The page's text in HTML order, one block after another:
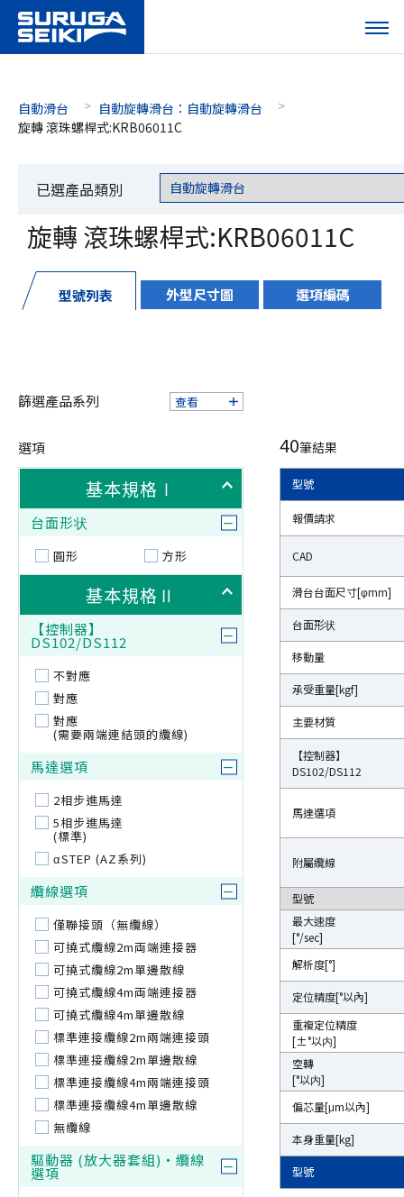
自動滑台
自動旋轉滑台：自動旋轉滑台
旋轉 滾珠螺桿式:KRB06011C
已選產品類別
旋轉 滾珠螺桿式:KRB06011C
型號列表 外型尺寸圖 選項編碼
篩選產品系列 查看
選項
基本規格Ⅰ
台面形状
圓形 方形
基本規格Ⅱ
【控制器】
DS102/DS112
不對應
對應
對應
(需要兩端連結頭的纜線)
馬達選項
2相步進馬達
5相步進馬達
(標準)
αSTEP (AZ系列)
纜線選項
僅聯接頭（無纜線）
可撓式纜線2m両端連接器
可撓式纜線2m單邊散線
可撓式纜線4m両端連接器
可撓式纜線4m單邊散線
標準連接纜線2m兩端連接頭
標準連接纜線2m單邊散線
標準連接纜線4m兩端連接頭
標準連接纜線4m單邊散線
無纜線
驅動器 (放大器套組)・纜線
選項
40筆結果
型號
報價請求
CAD
滑台台面尺寸[φmm]
台面形状
移動量
承受重量[kgf]
主要材質
【控制器】
DS102/DS112
馬達選項
附屬纜線
型號
最大速度
[°/sec]
解析度[°]
定位精度[°以內]
重複定位精度
[±°以内]
空轉
[°以内]
偏芯量[μm以內]
本身重量[kg]
型號
型號
報價請求
CAD
滑台台面尺寸[φmm]
台面形状
移動量
承受重量[kgf]
主要材質
【控制器】
DS102/DS112
馬達選項
附屬纜線
型號
最大速度
[°/sec]
解析度[°]
定位精度[°以內]
重複定位精度
[±°以内]
空轉
[°以内]
偏芯量[μm以內]
本身重量[kg]
型號